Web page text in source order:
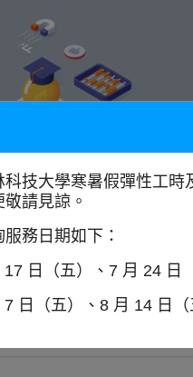
學校查詢
科技大學寒暑假彈性工
請見諒。
務日期如下：
17 日（五）、7 月 24 日
日（五）、8 月 14 日（